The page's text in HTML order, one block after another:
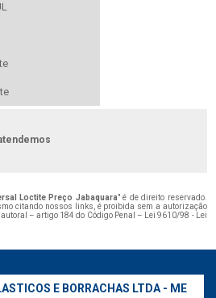
Loctite Preço Jabaquara" é de direito reservado.
citando nossos links, é proibida sem a autorização
– artigo 184 do Código Penal –
Lei 9610/98 - Lei
E BORRACHAS LTDA - ME